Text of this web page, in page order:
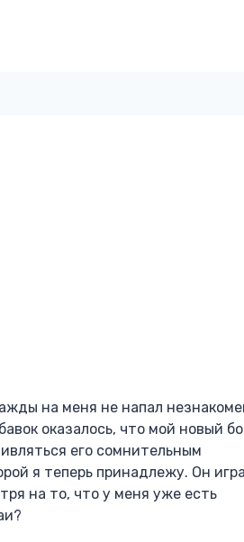
на меня не напал
оказалось, что мой новый
его сомнительным
я теперь принадлежу. Он
на то, что у меня уже есть